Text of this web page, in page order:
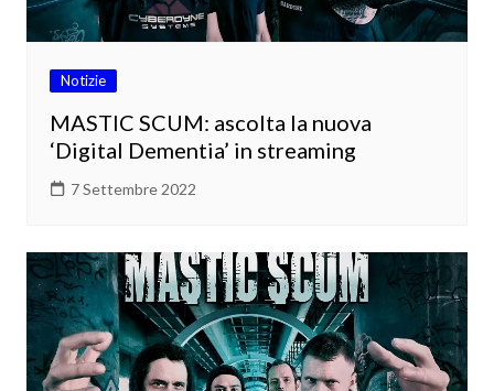
Notizie
MASTIC SCUM: ascolta la nuova
‘Digital Dementia’ in streaming
7 Settembre 2022